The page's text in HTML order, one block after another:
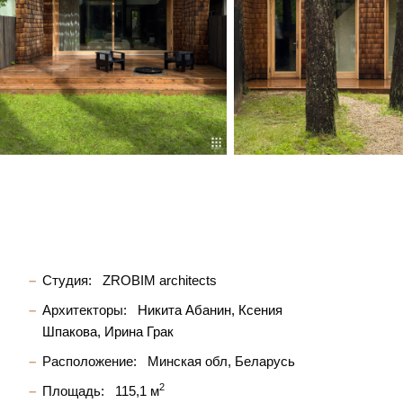
Студия:
ZROBIM architects
Архитекторы:
Никита Абанин Ксения
Шпакова Ирина Грак
Расположение:
Минская обл, Беларусь
Площадь:
115,1 м2